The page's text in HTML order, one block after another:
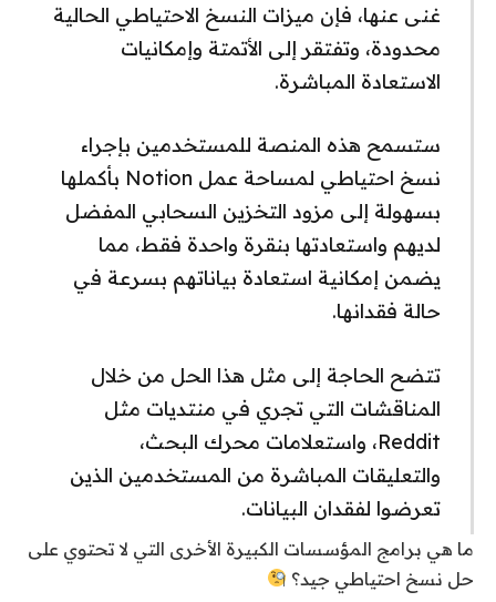
غنى عنها، فإن ميزات النسخ الاحتياطي الحالية
محدودة، وتفتقر إلى الأتمتة وإمكانيات
الاستعادة المباشرة.
ستسمح هذه المنصة للمستخدمين بإجراء
نسخ احتياطي لمساحة عمل Notion بأكملها
بسهولة إلى مزود التخزين السحابي المفضل
لديهم واستعادتها بنقرة واحدة فقط، مما
يضمن إمكانية استعادة بياناتهم بسرعة في
حالة فقدانها.
تتضح الحاجة إلى مثل هذا الحل من خلال
المناقشات التي تجري في منتديات مثل
Reddit، واستعلامات محرك البحث،
والتعليقات المباشرة من المستخدمين الذين
تعرضوا لفقدان البيانات.
ما هي برامج المؤسسات الكبيرة الأخرى التي لا تحتوي على
حل نسخ احتياطي جيد؟